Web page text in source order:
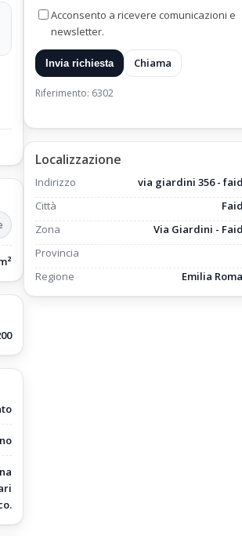
Acconsento a ricevere comunicazioni e
newsletter.
Invia richiesta Chiama
Riferimento: 6302
Localizzazione
Indirizzo
via giardini 356 -
Città
Zona
Via Giardini -
Provincia
Regione
Emilia